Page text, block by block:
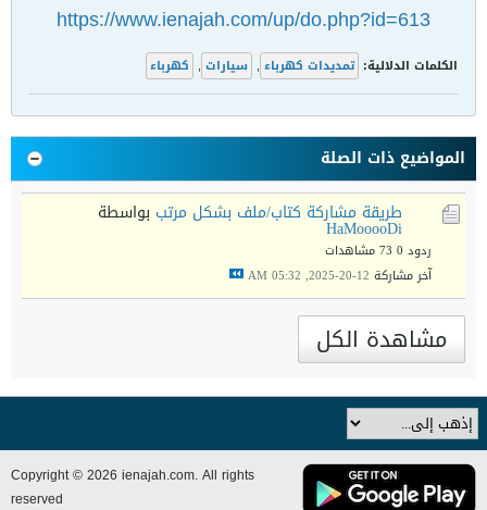
https://www.ienajah.com/up/do.php?id=613
الكلمات الدلالية: تمديدات كهرباء , سيارات , كهرباء
المواضيع ذات الصلة
طريقة مشاركة كتاب/ملف بشكل مرتب بواسطة
HaMooooDi
ردود 0
73 مشاهدات
آخر مشاركة 12-20-2025, 05:32 AM
مشاهدة الكل
Copyright © 2026 ienajah.com. All rights
reserved